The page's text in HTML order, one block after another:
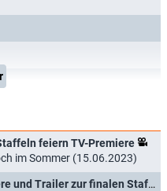
feiern TV-Premiere
im Sommer (15.06.2023)
zur finalen Staffel mit Bill Hader